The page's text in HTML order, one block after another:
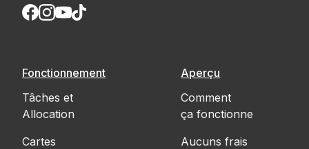
Fonctionnement
Tâches et
Allocation
Cartes
Aperçu
Comment
ça fonctionne
Aucuns frais